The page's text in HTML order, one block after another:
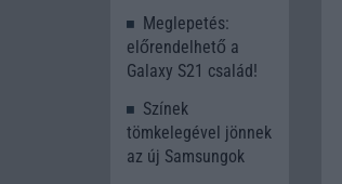
Meglepetés:
előrendelhető a
Galaxy S21 család!
Színek
tömkelegével jönnek
az új Samsungok